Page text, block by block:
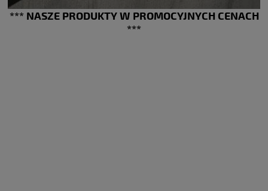
*** NASZE PRODUKTY W PROMOCYJNYCH CENACH
***